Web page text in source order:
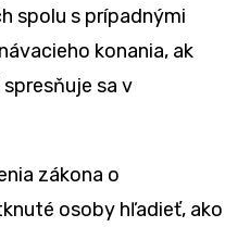
spolu s prípadnými
konania, ak
sa v
zákona o
osoby hľadieť, ako